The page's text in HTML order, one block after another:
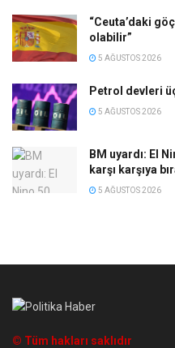
“Ceuta’daki
olabilir”
5 AĞUSTOS 2026
Petrol devleri
5 AĞUSTOS 2026
BM uyardı: El
karşı karşıya
5 AĞUSTOS 2026
© Tüm hakları saklıdır